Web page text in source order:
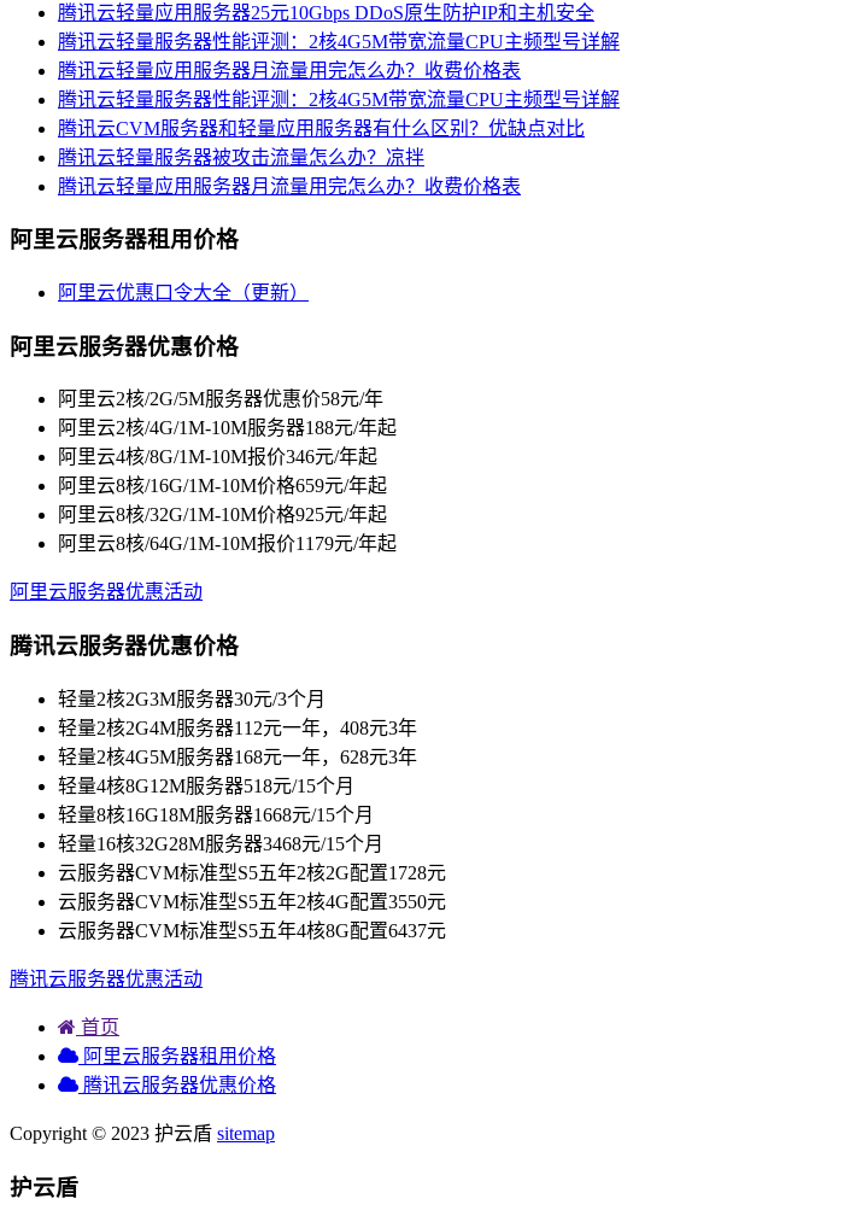
腾讯云轻量应用服务器25元10Gbps DDoS原生防护IP和主机安全
腾讯云轻量服务器性能评测：2核4G5M带宽流量CPU主频型号详解
腾讯云轻量应用服务器月流量用完怎么办？收费价格表
腾讯云轻量服务器性能评测：2核4G5M带宽流量CPU主频型号详解
腾讯云CVM服务器和轻量应用服务器有什么区别？优缺点对比
腾讯云轻量服务器被攻击流量怎么办？凉拌
腾讯云轻量应用服务器月流量用完怎么办？收费价格表
阿里云服务器租用价格
阿里云优惠口令大全（更新）
阿里云服务器优惠价格
阿里云2核/2G/5M服务器优惠价58元/年
阿里云2核/4G/1M-10M服务器188元/年起
阿里云4核/8G/1M-10M报价346元/年起
阿里云8核/16G/1M-10M价格659元/年起
阿里云8核/32G/1M-10M价格925元/年起
阿里云8核/64G/1M-10M报价1179元/年起
阿里云服务器优惠活动
腾讯云服务器优惠价格
轻量2核2G3M服务器30元/3个月
轻量2核2G4M服务器112元一年，408元3年
轻量2核4G5M服务器168元一年，628元3年
轻量4核8G12M服务器518元/15个月
轻量8核16G18M服务器1668元/15个月
轻量16核32G28M服务器3468元/15个月
云服务器CVM标准型S5五年2核2G配置1728元
云服务器CVM标准型S5五年2核4G配置3550元
云服务器CVM标准型S5五年4核8G配置6437元
腾讯云服务器优惠活动
首页
阿里云服务器租用价格
腾讯云服务器优惠价格
Copyright © 2023 护云盾 sitemap
护云盾